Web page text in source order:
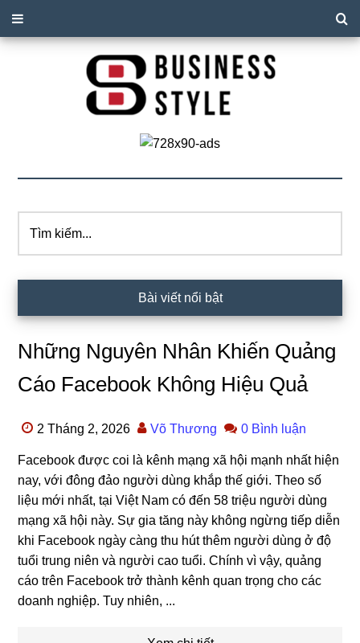
kiếm...
dung
chính
Bài viết nổi bật
Những Nguyên Nhân Khiến Quảng
Cáo Facebook Không Hiệu Quả
2 Tháng 2, 2026 Võ Thương 0 Bình luận
Facebook được coi là kênh mạng xã hội mạnh nhất hiện
nay, với đông đảo người dùng khắp thế giới. Theo số
liệu mới nhất, tại Việt Nam có đến 58 triệu người dùng
mạng xã hội này. Sự gia tăng này không ngừng tiếp diễn
khi Facebook ngày càng thu hút thêm người dùng ở độ
tuổi trung niên và người cao tuổi. Chính vì vậy, quảng
cáo trên Facebook trở thành kênh quan trọng cho các
doanh nghiệp. Tuy nhiên, ...